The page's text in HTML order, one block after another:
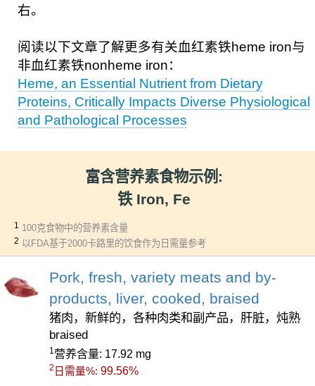
右。
阅读以下文章了解更多有关血红素铁heme iron与
非血红素铁nonheme iron：
Heme, an Essential Nutrient from Dietary
Proteins, Critically Impacts Diverse Physiological
and Pathological Processes
富含营养素食物示例:
铁 Iron, Fe
1 100克食物中的营养素含量
2 以FDA基于2000卡路里的饮食作为日需量参考
Pork, fresh, variety meats and by-
products, liver, cooked, braised
猪肉，新鲜的，各种肉类和副产品，肝脏，炖熟
braised
1营养含量: 17.92 mg
2 日需量%: 99.56%